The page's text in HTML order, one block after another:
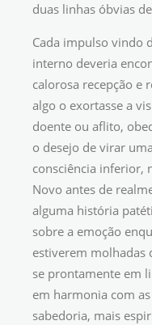
duas linhas óbvias
Cada impulso vindo
interno deveria
calorosa recepção e
algo o exortasse a
doente ou aflito,
o desejo de virar
consciência inferior,
Novo antes de
alguma história
sobre a emoção
estiverem molhadas
se prontamente em
em harmonia com
sabedoria, mais